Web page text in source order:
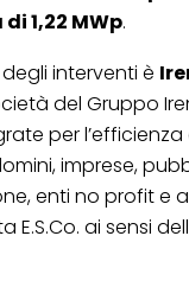
1,22 MWp.
interventi è
del Gruppo
per
imprese,
enti no profit e
E.S.Co. ai sensi